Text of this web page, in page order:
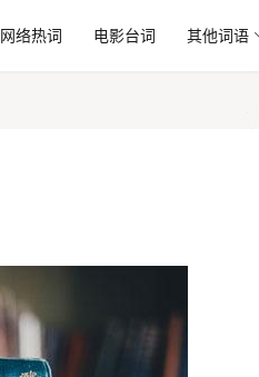
网络热词 电影台词 其他词语